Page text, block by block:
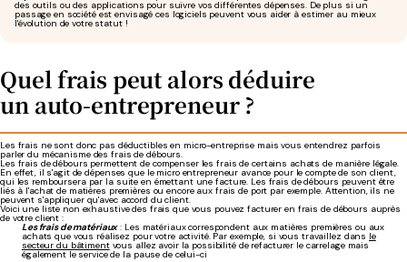
des outils ou des applications pour suivre vos différentes dépenses. De plus si un
passage en société est envisagé ces logiciels peuvent vous aider à estimer au mieux
l'évolution de votre statut !
Quelfrais peut alors déduire
un auto-entrepreneur?
Les frais ne sont donc pas déductibles en micro-entreprise mais vous entendrez parfois
parler du mécanisme des frais de débours.
Les frais de débours permettent de compenser les frais de certains achats de manière légale.
En effet, il s'agit de dépenses que le micro entrepreneur avance pour le compte de son client,
qui les remboursera par la suite en émettant une facture. Les frais de débours peuvent être
liés à l'achat de matières premières ou encore aux frais de port par exemple. Attention, ils ne
peuvent s'appliquer qu'avec accord du client.
Voici une liste non exhaustive des frais que vous pouvez facturer en frais de débours auprès
de votre client :
Les frais de matériaux: Les matériaux correspondent aux matières premières ou aux
achats que vous réalisez pour votre activité. Par exemple, si vous travaillez dans le
secteur du bâtimentvous allez avoir la possibilité de refacturer le carrelage mais
également le service de la pause de celui-ci